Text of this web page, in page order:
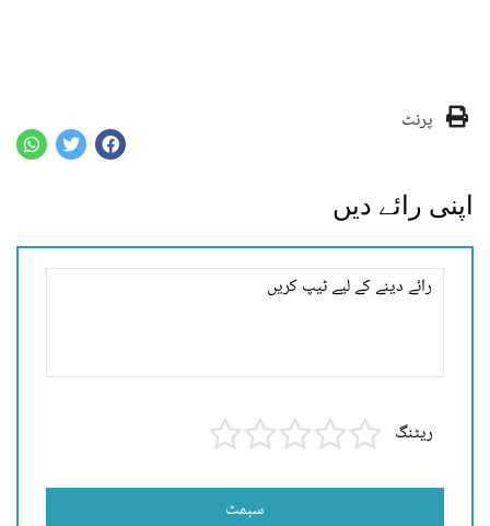
پرنٹ
اپنی رائے دیں
ریٹنگ
سبمٹ